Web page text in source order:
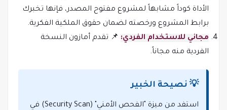
الأداة كوداً مشابهاً لمشروع مفتوح المصدر، فإنها تخبرك
برابط المشروع ورخصته لضمان حقوق الملكية الفكرية.
مجاني للاستخدام الفردي: 📌 تقدم أمازون النسخة
الفردية منه مجاناً.
💡 نصيحة الخبير
استفد من ميزة "الفحص الأمني" (Security Scan) في